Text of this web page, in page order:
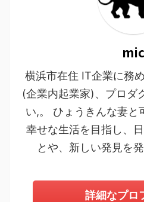
mic
横浜市在住 IT企業に務
(企業内起業家)、プロダ
い,。 ひょうきんな妻と
幸せな生活を目指し、
とや、新しい発見を
詳細なプロ